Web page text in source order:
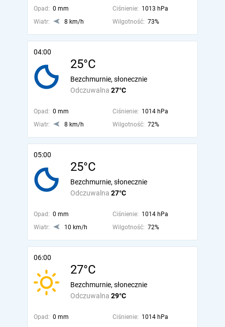
Opad: 0 mm Ciśnienie: 1013 hPa
Wiatr:
8 km/h Wilgotność: 73%
04:00
25°C
Odczuwalna 27°C
Bezchmurnie, słonecznie
Opad: 0 mm Ciśnienie: 1014 hPa
Wiatr:
8 km/h Wilgotność: 72%
05:00
25°C
Odczuwalna 27°C
Bezchmurnie, słonecznie
Opad: 0 mm Ciśnienie: 1014 hPa
Wiatr:
10 km/h Wilgotność: 72%
06:00
27°C
Odczuwalna 29°C
Bezchmurnie, słonecznie
Opad: 0 mm Ciśnienie: 1014 hPa